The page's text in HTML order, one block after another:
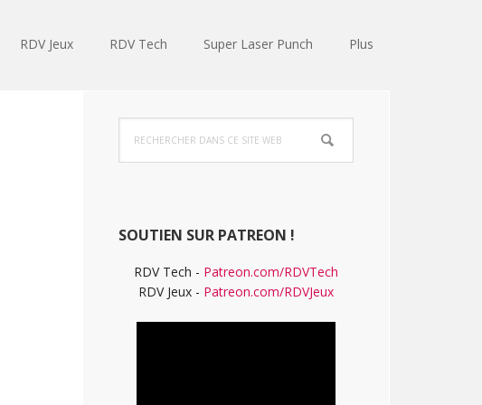
RDV Jeux RDV Tech Super Laser Punch Plus
Barre
latérale
dans
ce
SOUTIEN SUR PATREON !
RDV Tech - Patreon.com/RDVTech
RDV Jeux - Patreon.com/RDVJeux